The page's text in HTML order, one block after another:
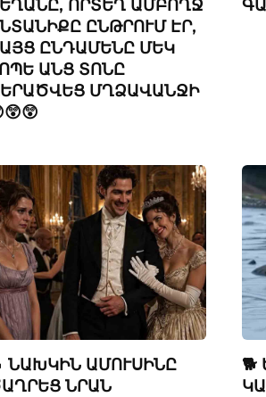
ՈՐՏԵՂ ԱՄԲՈՂՋ
ԸՆԹՐՈՒՄ ԷՐ,
ԸՆԴԱՄԵՆԸ ՄԵԿ
ԱՆՑ ՏՈՆԸ
ՄՂՁԱՎԱՆՋԻ
ՆԱԽԿԻՆ ԱՄՈՒՍԻՆԸ
ՆՐԱՆ